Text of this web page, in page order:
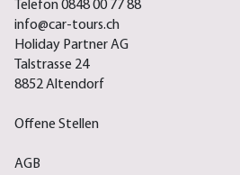
Telefon 0848 00 77 88
info@car-tours.ch
Holiday Partner AG
Talstrasse 24
8852 Altendorf
Offene Stellen
AGB